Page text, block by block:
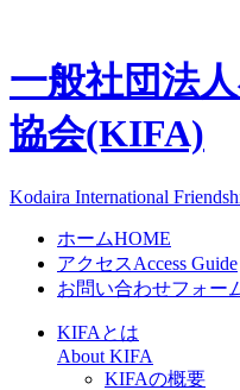
一般社団法人
協会(KIFA)
Kodaira International
ホームHOME
アクセスAccess Guide
お問い合わせフォー
KIFAとは
About KIFA
KIFAの概要